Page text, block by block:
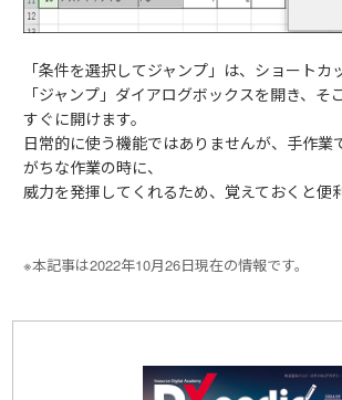
「条件を選択してジャンプ」は、ショートカ
「ジャンプ」ダイアログボックスを開き、そ
すぐに開けます。
日常的に使う機能ではありませんが、手作業
がちな作業の時に、
威力を発揮してくれるため、覚えておくと便
※本記事は2022年10月26日現在の情報です。